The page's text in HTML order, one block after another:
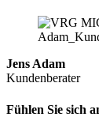
Jens Adam
Kundenberater
Fühlen Sie sich